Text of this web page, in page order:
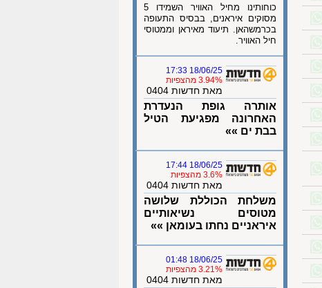
כוחותינו מחיל האוויר השמידו 5
מסוקים איראנים, בבסיס התעופה
בכרמשהאן. תיעוד מאיראן וממטוסי
חיל האוויר.
18/06/25 17:33
3.94% מהצפיות
מאת חדשות 0404
אותרה גופת הנעדרת
האחרונה מפגיעת הטיל
בבת ים »»
18/06/25 17:44
3.6% מהצפיות
מאת חדשות 0404
משלחת הכוללת שלושה
מטוסים נשיאותיים
איראניים נחתו בעומאן »»
18/06/25 01:48
3.21% מהצפיות
מאת חדשות 0404